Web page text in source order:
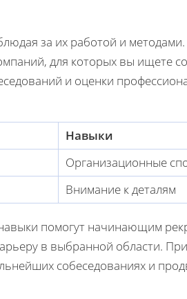
за их работой и методами.
для которых вы ищете
и оценки
Навыки
Организационные
Внимание к деталям
помогут начинающим
в выбранной области.
собеседованиях и